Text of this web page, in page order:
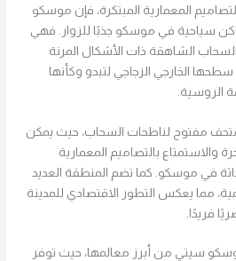
المعمارية المبتكرة، فإن موسكو
سياحية في موسكو جذبًا للزوار. فهي
الشاهقة ذات الأشكال المرنة
الخارجي الزجاجي لتبدو وكأنها
الروسية.
مفتوح لناطحات السحاب، حيث يمكن
والاستمتاع بالتصاميم المعمارية
في موسكو. كما تضم المنطقة العديد
مما يعكس التطور الاقتصادي للمدينة
فريدًا.
سيتي من أبرز معالمها، حيث توفر